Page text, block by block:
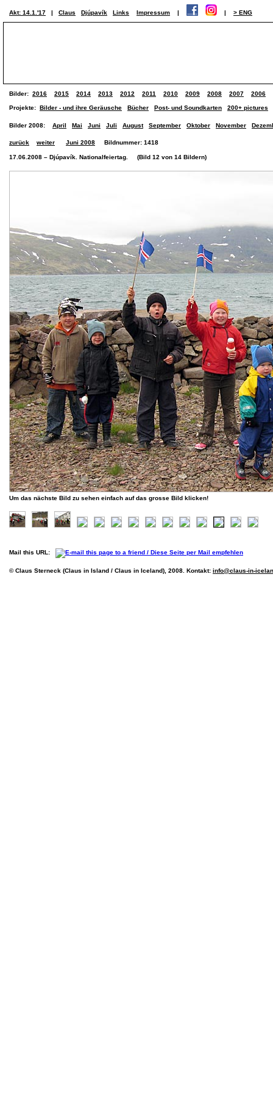
Akt: 14.1.'17 | Claus Djúpavík Links Impressum | | > ENG
Bilder: 2016 2015 2014 2013 2012 2011 2010 2009 2008 2007 2006
Projekte: Bilder - und ihre Geräusche Bücher Post- und Soundkarten 200+ pictures
Bilder 2008: April Mai Juni Juli August September Oktober November
zurück weiter Juni 2008 Bildnummer: 1418
17.06.2008 – Djúpavík. Nationalfeiertag. (Bild 12 von 14 Bildern)
Um das nächste Bild zu sehen einfach auf das grosse Bild klicken!
Mail this URL:
© Claus Sterneck (Claus in Island / Claus in Iceland), 2008. Kontakt: info@claus-in-